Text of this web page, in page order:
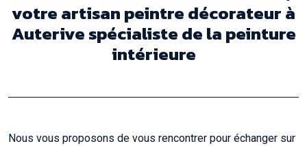
votre artisan peintre décorateur à
Auterive spécialiste de la peinture
intérieure
Nous vous proposons de vous rencontrer pour échanger sur